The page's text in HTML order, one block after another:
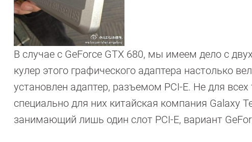
В случае с GeForce GTX 680, мы имеем дело с
кулер этого графического адаптера настолько
установлен адаптер, разъемом PCI-E. Не для
специально для них китайская компания Galaxy
занимающий лишь один слот PCI-E, вариант